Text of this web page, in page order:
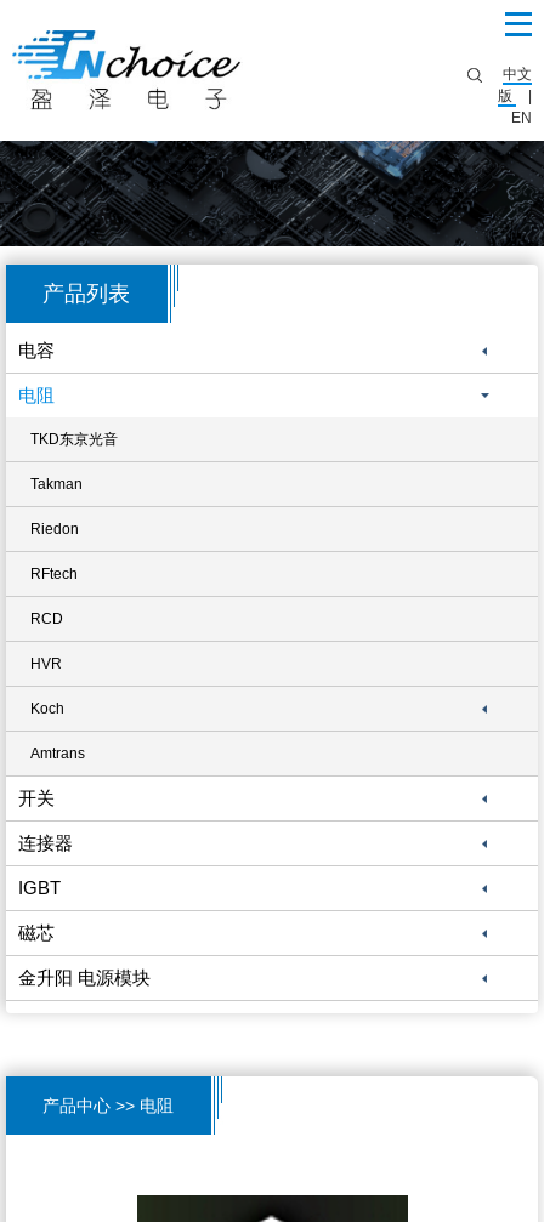
中文
版
EN
产品列表
电容
电阻
TKD东京光音
Takman
Riedon
RFtech
RCD
HVR
Koch
Amtrans
开关
连接器
IGBT
磁芯
金升阳 电源模块
产品中心 >> 电阻